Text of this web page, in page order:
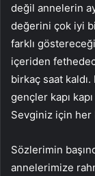
değil annelerin
değerini çok iyi
farklı
içeriden
birkaç saat kaldı.
gençler kapı kapı
Sevginiz için her
Sözlerimin
annelerimize